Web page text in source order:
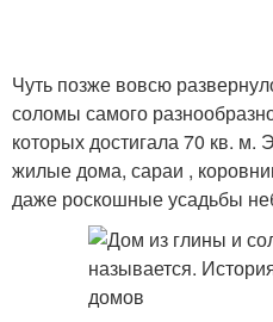
Чуть позже вовсю
соломы самого
которых достигала 70 кв.
жилые дома, сараи ,
даже роскошные усадьбы